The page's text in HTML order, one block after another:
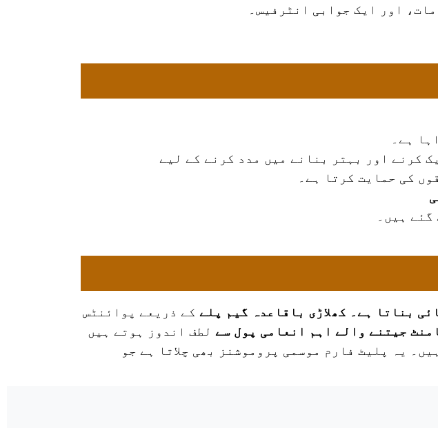
اور ایک جوابی انٹرفیس۔
ہے۔
کرنے اور بہتر بنانے میں مدد کرنے کے لیے
کی حمایت کرتا ہے۔
ہیں۔
بناتا ہے۔ کھلاڑی باقاعدہ گیم پلے کے ذریعے پوائنٹس
جیتنے والے اہم انعامی پول سے لطف اندوز ہوتے ہیں
یہ پلیٹ فارم موسمی پروموشنز بھی چلاتا ہے جو